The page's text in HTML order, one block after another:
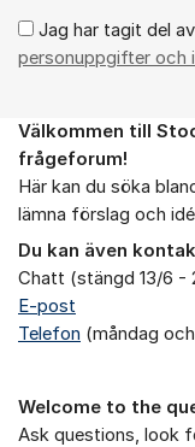
Jag har tagit del av
personuppgifter och
Om forumet
Välkommen till
frågeforum!
Här kan du söka
lämna förslag och
Du kan även
Chatt (stängd 13/6 -
E-post
Telefon (måndag
Welcome to the
Ask questions, look